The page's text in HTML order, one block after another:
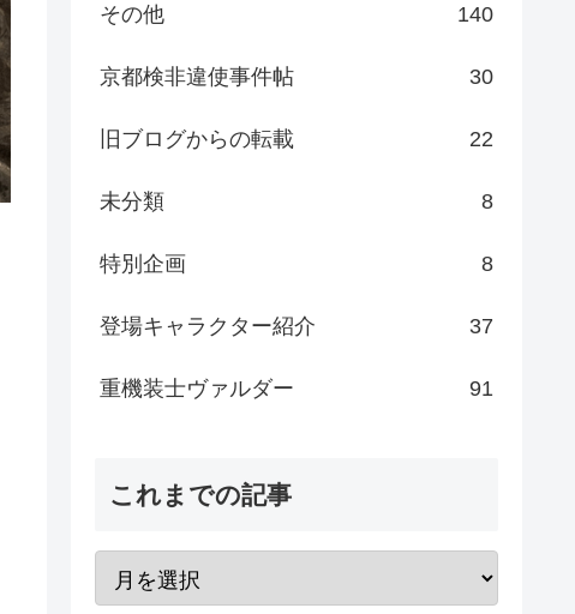
その他 140
京都検非違使事件帖 30
旧ブログからの転載 22
未分類 8
特別企画 8
登場キャラクター紹介 37
重機装士ヴァルダー 91
これまでの記事